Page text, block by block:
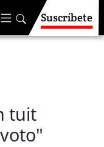
Suscríbete
tuit